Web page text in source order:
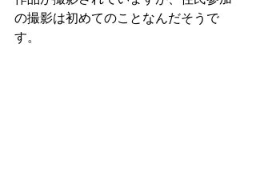
の撮影は初めてのことなんだそうで
す。